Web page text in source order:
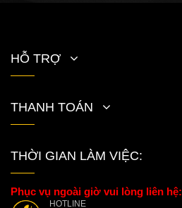
HỖ TRỢ
THANH TOÁN
THỜI GIAN LÀM VIỆC:
Phục vụ ngoài giờ vui lòng liên hệ:
HOTLINE